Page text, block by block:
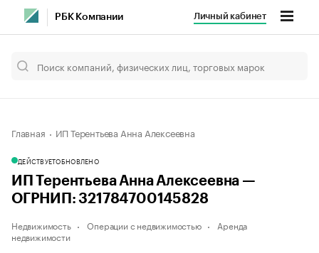
РБК Компании Личный кабинет
Главная ИП Терентьева Анна Алексеевна
ДЕЙСТВУЕТОБНОВЛЕНО
ИП Терентьева Анна Алексеевна —
ОГРНИП: 321784700145828
Недвижимость Операции с недвижимостью
Аренда
недвижимости